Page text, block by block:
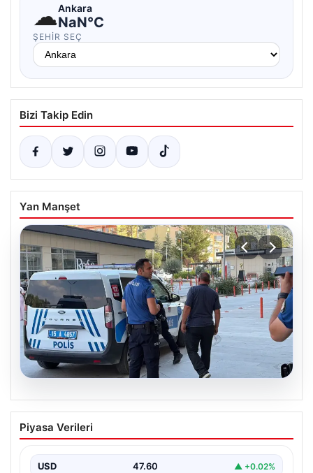
☁Ankara
NaN°C
ŞEHIR SEÇ
Bizi Takip Edin
Yan Manşet
05.08.2026
Park yeri kavgası kanlı bitti: Baba ve
oğlu bıçaklandı
Piyasa Verileri
USD 47.60 ▲ +0.02%